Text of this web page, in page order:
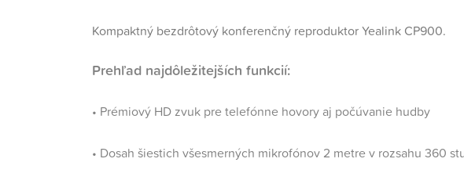
Kompaktný bezdrôtový konferenčný reproduktor Yealink CP900.
Prehľad najdôležitejších funkcií:
• Prémiový HD zvuk pre telefónne hovory aj počúvanie hudby
• Dosah šiestich všesmerných mikrofónov 2 metre v rozsahu 360